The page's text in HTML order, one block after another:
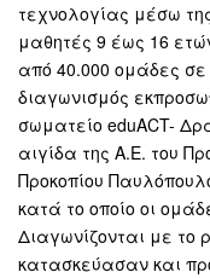
τεχνολογίας μέσω
μαθητές 9 έως 16
από 40.000 ομάδες
διαγωνισμός
σωματείο eduACT-
αιγίδα της Α.Ε. του
Προκοπίου
κατά το οποίο οι
Διαγωνίζονται με το
κατασκεύασαν και